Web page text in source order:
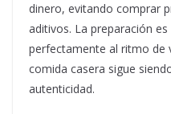
dinero, evitando comprar
aditivos. La preparación
perfectamente al ritmo de
comida casera sigue
autenticidad.